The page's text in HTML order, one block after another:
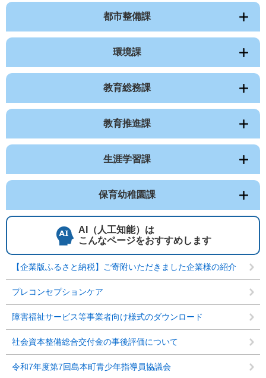
都市整備課
環境課
教育総務課
教育推進課
生涯学習課
保育幼稚園課
AI（人工知能）は
こんなページをおすすめします
【企業版ふるさと納税】ご寄附いただきました企業様の紹介
プレコンセプションケア
障害福祉サービス等事業者向け様式のダウンロード
社会資本整備総合交付金の事後評価について
令和7年度第7回島本町青少年指導員協議会